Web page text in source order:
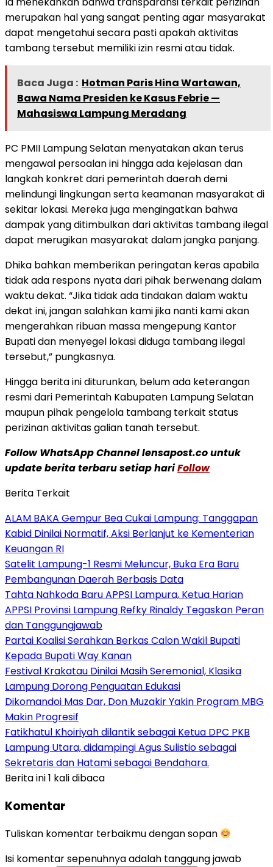
merupakan hal yang sangat penting agar masyarakat
dapat mengetahui secara pasti apakah aktivitas
tambang tersebut memiliki izin resmi atau tidak.
Baca Juga : Hotman Paris Hina Wartawan,
Bawa Nama Presiden ke Kasus Febrie —
Mahasiswa Lampung Meradang
PC PMII Lampung Selatan menyatakan akan terus
mengawal persoalan ini hingga ada kejelasan dan
langkah konkret dari pemerintah daerah demi
melindungi lingkungan serta keamanan masyarakat di
sekitar lokasi. Mereka juga mengingatkan bahwa
dampak yang ditimbulkan dari aktivitas tambang ilegal
dapat merugikan masyarakat dalam jangka panjang.
Dhika bahkan memberikan peringatan keras apabila
tidak ada respons nyata dari pihak berwenang dalam
waktu dekat. “Jika tidak ada tindakan dalam waktu
dekat ini, jangan salahkan kami jika nanti kami akan
mengerahkan ribuan massa mengepung Kantor
Bupati dan menyegel lokasi diduga tambang ilegal
tersebut,” pungkasnya.
Hingga berita ini diturunkan, belum ada keterangan
resmi dari Pemerintah Kabupaten Lampung Selatan
maupun pihak pengelola tambang terkait status
perizinan aktivitas galian tanah tersebut.
Follow WhatsApp Channel lensapost.co untuk
update berita terbaru setiap hariFollow
Berita Terkait
ALAM BAKA Gempur Bea Cukai Lampung: Tanggapan
Kabid Dinilai Normatif, Aksi Berlanjut ke Kementerian
Keuangan RI
Satelit Lampung-1 Resmi Meluncur, Buka Era Baru
Pembangunan Daerah Berbasis Data
Tahta Nahkoda Baru APPSI Lampura, Ketua Harian
APPSI Provinsi Lampung Refky Rinaldy Tegaskan Peran
dan Tanggungjawab
Partai Koalisi Serahkan Berkas Calon Wakil Bupati
Kepada Bupati Way Kanan
Festival Krakatau Dinilai Masih Seremonial, Klasika
Lampung Dorong Penguatan Edukasi
Dikomandoi Mas Dar, Don Muzakir Yakin Program MBG
Makin Progresif
Fatikhatul Khoiriyah dilantik sebagai Ketua DPC PKB
Lampung Utara, didampingi Agus Sulistio sebagai
Sekretaris dan Hatami sebagai Bendahara.
Berita ini 1 kali dibaca
Komentar
Tuliskan komentar terbaikmu dengan sopan
Isi komentar sepenuhnya adalah tanggung jawab